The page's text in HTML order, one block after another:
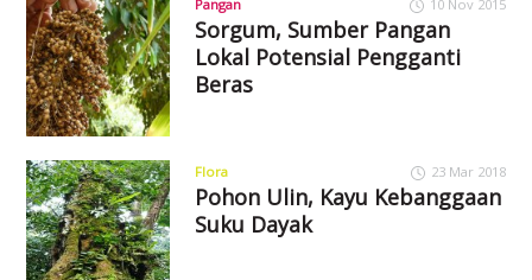
Pangan 10 Nov 2015
Sorgum, Sumber Pangan
Lokal Potensial Pengganti
Beras
Flora 23 Mar 2018
Pohon Ulin, Kayu Kebanggaan
Suku Dayak